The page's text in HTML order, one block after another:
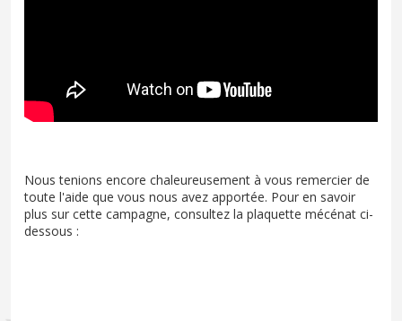
Nous tenions encore chaleureusement à vous remercier de
toute l'aide que vous nous avez apportée. Pour en savoir
plus sur cette campagne, consultez la plaquette mécénat ci-
dessous :